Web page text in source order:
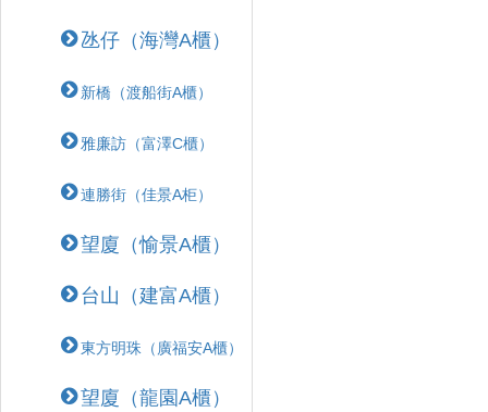
氹仔（海灣A櫃）
新橋（渡船街A櫃）
雅廉訪（富澤C櫃）
連勝街（佳景A柜）
望廈（愉景A櫃）
台山（建富A櫃）
東方明珠（廣福安A櫃）
望廈（龍園A櫃）